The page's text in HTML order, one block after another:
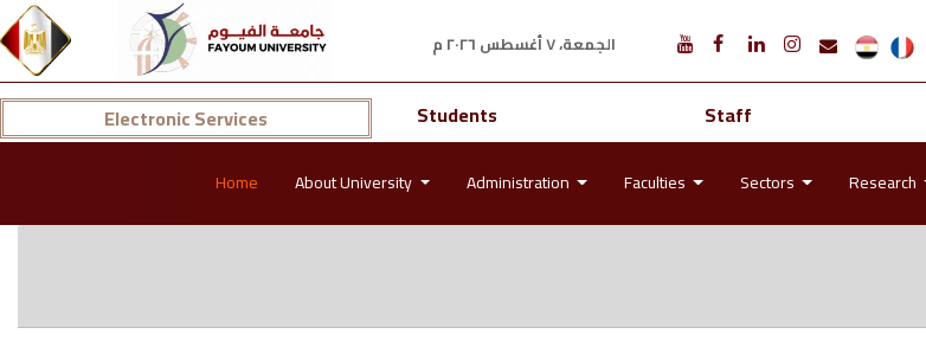
الجمعة، ٧ أغسطس ٢٠٢٦ م
Electronic Services Students Staff
Home About University Administration Faculties Sectors Research